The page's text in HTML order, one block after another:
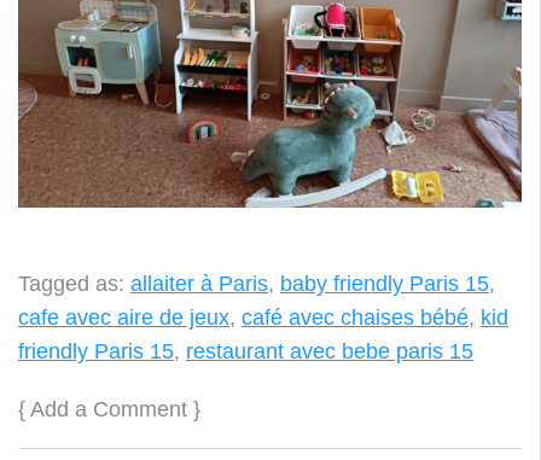
Tagged as: allaiter à Paris, baby friendly Paris 15,
cafe avec aire de jeux, café avec chaises bébé, kid
friendly Paris 15, restaurant avec bebe paris 15
{ Add a Comment }